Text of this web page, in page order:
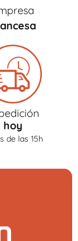
hoy
de las 15h